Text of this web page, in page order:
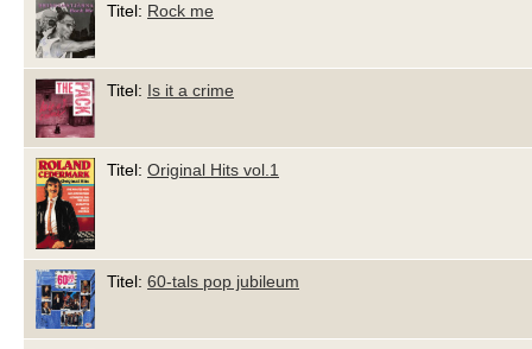
Titel: Rock me
Titel: Is it a crime
Titel: Original Hits vol.1
Titel: 60-tals pop jubileum